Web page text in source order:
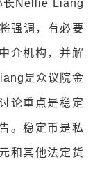
长Nellie Liang
强调，有必要
介机构，并解
是众议院金
论重点是稳定
。稳定币是私
和其他法定货